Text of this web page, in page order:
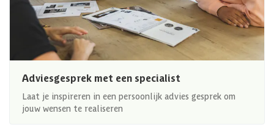
Adviesgesprek met een specialist
Laat je inspireren in een persoonlijk advies gesprek om
jouw wensen te realiseren